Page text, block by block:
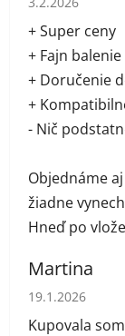
+ Super ceny
+ Fajn balenie
+ Doručenie
+
- Nič
Objednáme
žiadne
Hneď po
Martina
Hodnotenie
19.1.2026
Kupovala